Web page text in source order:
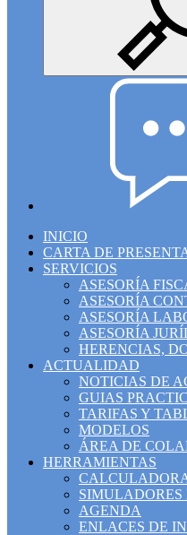
INICIO
CARTA DE
SERVICIOS
ASESORÍA
ASESORÍA
ASESORÍA
ASESORÍA
HERENCIAS,
ACTUALIDAD
NOTICIAS DE
GUIAS
TARIFAS Y
MODELOS
ÁREA DE
HERRAMIENTAS
SIMULADORES
AGENDA
ENLACES DE